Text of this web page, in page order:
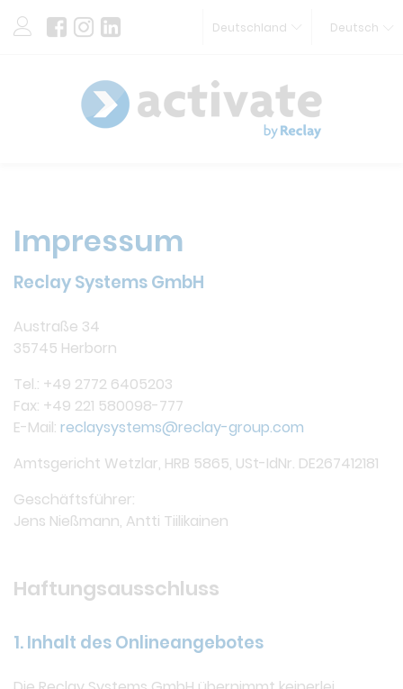
Deutschland Deutsch
Impressum
Reclay Systems GmbH
Austraße 34
35745 Herborn
Tel.: +49 2772 6405203
Fax: +49 221 580098-777
E-Mail: reclaysystems@reclay-group.com
Amtsgericht Wetzlar, HRB 5865, USt-IdNr. DE267412181
Geschäftsführer:
Jens Nießmann, Antti Tiilikainen
Haftungsausschluss
1. Inhalt des Onlineangebotes